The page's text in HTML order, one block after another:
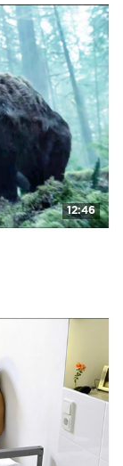
12:46